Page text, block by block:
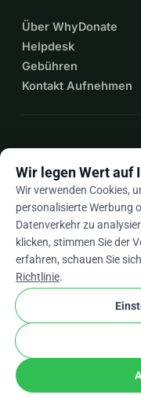
Über WhyDonate
Helpdesk
Gebühren
Kontakt Aufnehmen
Dearrow_drop_down
★★★★★4,9 / 5
Allgemeine
In Europa
Wir legen Wert auf
Wir verwenden Cookies,
personalisierte Werbung
Datenverkehr zu
klicken, stimmen Sie der
erfahren, schauen Sie
Richtlinie.